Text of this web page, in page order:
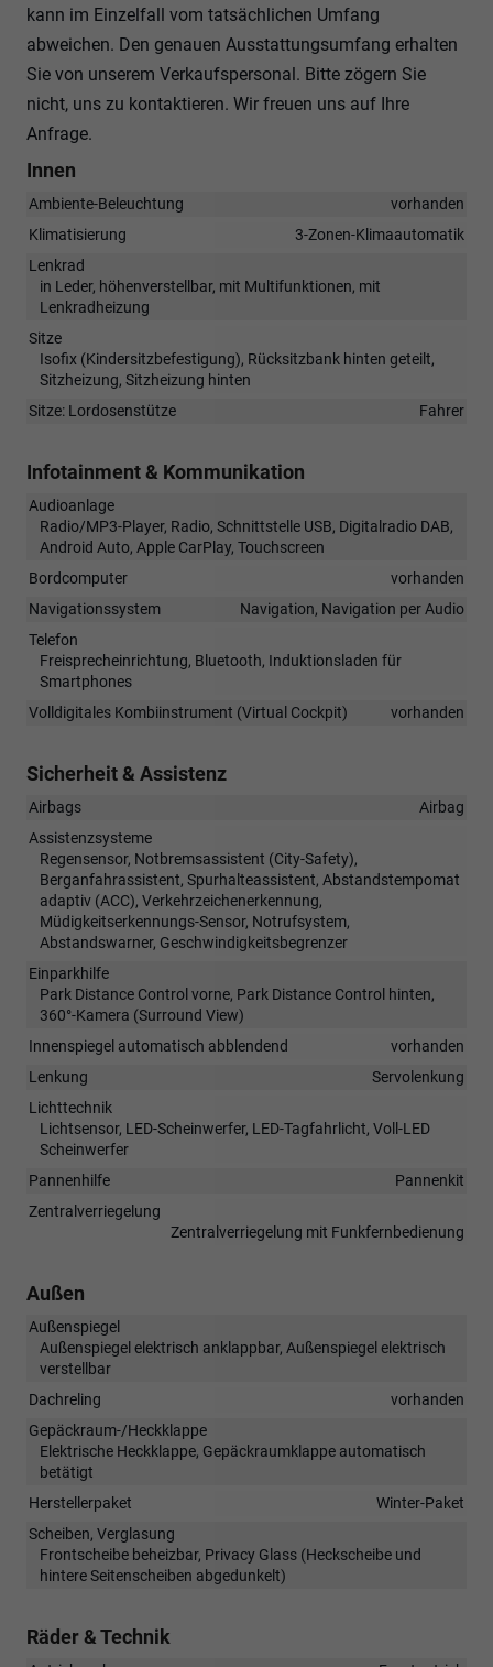
kann im Einzelfall vom tatsächlichen Umfang
abweichen. Den genauen Ausstattungsumfang erhalten
Sie von unserem Verkaufspersonal. Bitte zögern Sie
nicht, uns zu kontaktieren. Wir freuen uns auf Ihre
Anfrage.
Innen
Ambiente-Beleuchtung
vorhanden
Klimatisierung
3-Zonen-Klimaautomatik
Lenkrad
in Leder, höhenverstellbar, mit Multifunktionen, mit
Lenkradheizung
Sitze
Isofix (Kindersitzbefestigung), Rücksitzbank hinten geteilt,
Sitzheizung, Sitzheizung hinten
Sitze: Lordosenstütze
Fahrer
Infotainment & Kommunikation
Audioanlage
Radio/MP3-Player, Radio, Schnittstelle USB, Digitalradio DAB,
Android Auto, Apple CarPlay, Touchscreen
Bordcomputer
vorhanden
Navigationssystem
Navigation, Navigation per Audio
Telefon
Freisprecheinrichtung, Bluetooth, Induktionsladen für
Smartphones
Volldigitales Kombiinstrument (Virtual Cockpit)
vorhanden
Sicherheit & Assistenz
Airbags
Airbag
Assistenzsysteme
Regensensor, Notbremsassistent (City-Safety),
Berganfahrassistent, Spurhalteassistent, Abstandstempomat
adaptiv (ACC), Verkehrzeichenerkennung,
Müdigkeitserkennungs-Sensor, Notrufsystem,
Abstandswarner, Geschwindigkeitsbegrenzer
Einparkhilfe
Park Distance Control vorne, Park Distance Control hinten,
360°-Kamera (Surround View)
Innenspiegel automatisch abblendend
vorhanden
Lenkung
Servolenkung
Lichttechnik
Lichtsensor, LED-Scheinwerfer, LED-Tagfahrlicht, Voll-LED
Scheinwerfer
Pannenhilfe
Pannenkit
Zentralverriegelung
Zentralverriegelung mit Funkfernbedienung
Außen
Außenspiegel
Außenspiegel elektrisch anklappbar, Außenspiegel elektrisch
verstellbar
Dachreling
vorhanden
Gepäckraum-/Heckklappe
Elektrische Heckklappe, Gepäckraumklappe automatisch
betätigt
Herstellerpaket
Winter-Paket
Scheiben, Verglasung
Frontscheibe beheizbar, Privacy Glass (Heckscheibe und
hintere Seitenscheiben abgedunkelt)
Räder & Technik